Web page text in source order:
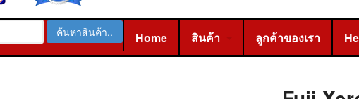
Home สินค้า ลูกค้าของเรา